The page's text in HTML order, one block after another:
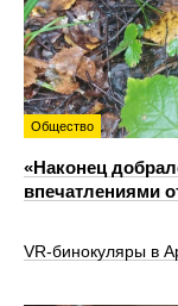
Общество
«Наконец
впечатлениями
VR‑бинокуляры в